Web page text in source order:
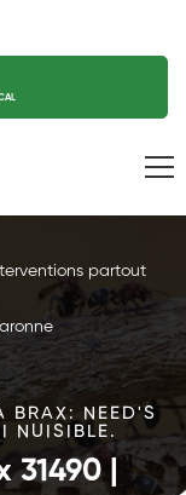
partout
BRAX: NEED'S
NUISIBLE.
|